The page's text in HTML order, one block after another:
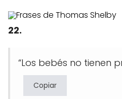
22.
“Los bebés no tienen
Copiar